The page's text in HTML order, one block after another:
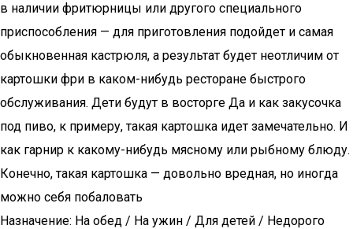
в наличии фритюрницы или другого специального
приспособления — для приготовления подойдет и самая
обыкновенная кастрюля, а результат будет неотличим от
картошки фри в каком-нибудь ресторане быстрого
обслуживания. Дети будут в восторге Да и как закусочка
под пиво, к примеру, такая картошка идет замечательно. И
как гарнир к какому-нибудь мясному или рыбному блюду.
Конечно, такая картошка — довольно вредная, но иногда
можно себя побаловать
Назначение: На обед / На ужин / Для детей / Недорого